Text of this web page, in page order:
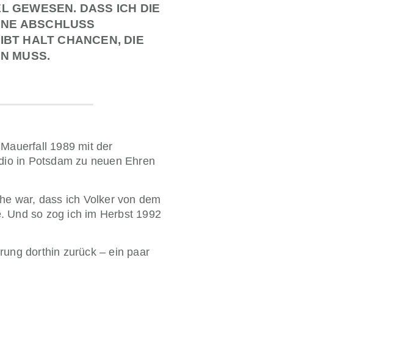
GEWESEN. DASS ICH DIE
ABSCHLUSS
HALT CHANCEN, DIE
MUSS.
1989 mit der
in Potsdam zu neuen Ehren
war, dass ich Volker von dem
Und so zog ich im Herbst 1992
dorthin zurück – ein paar